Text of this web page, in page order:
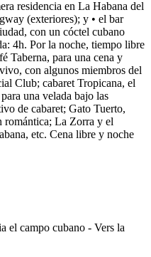
residencia en La Habana del
(exteriores); y • el bar
con un cóctel cubano
4h. Por la noche, tiempo libre
Taberna, para una cena y
con algunos miembros del
Club; cabaret Tropicana, el
una velada bajo las
de cabaret; Gato Tuerto,
romántica; La Zorra y el
etc. Cena libre y noche